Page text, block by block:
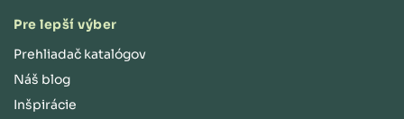
Pre lepší výber
Prehliadač katalógov
Náš blog
Inšpirácie